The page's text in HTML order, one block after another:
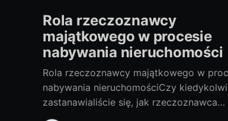
Rola rzeczoznawcy
majątkowego w procesie
nabywania nieruchomości
Rola rzeczoznawcy majątkowego w
nabywania nieruchomościCzy
zastanawialiście się, jak rzeczoznawca
majątkowy wpływa na proces nabywania